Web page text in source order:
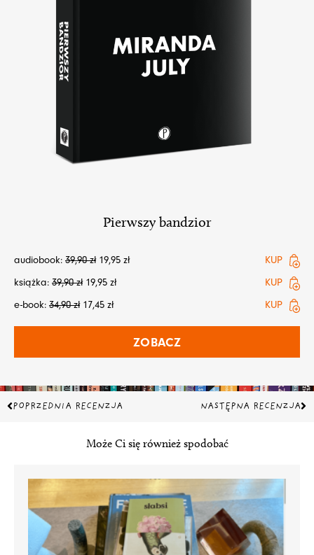
Pierwszy bandzior
audiobook: 39,90zł 19,95 zł
KUP
książka: 39,90zł 19,95 zł
KUP
e-book: 34,90zł 17,45 zł KUP
ZOBACZ
Prev
POPRZEDNIA RECENZJA NASTĘPNA RECENZJA
Może Ci się również spodobać